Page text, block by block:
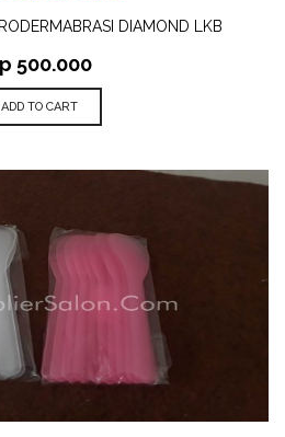
DIAMOND LKB
500.000
ADD TO CART